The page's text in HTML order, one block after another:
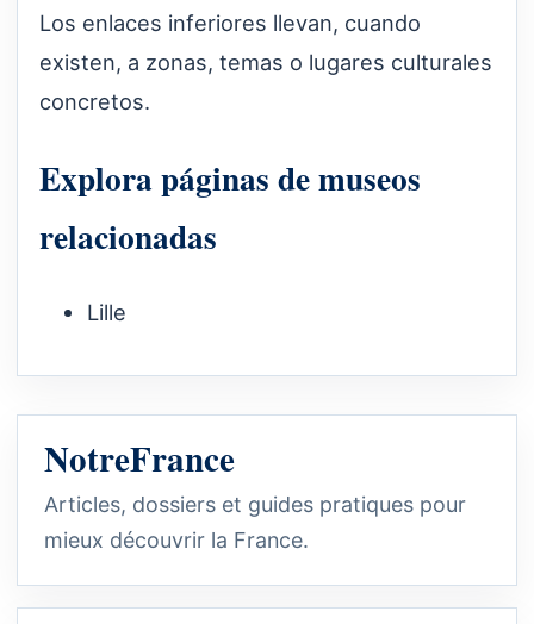
Los enlaces inferiores llevan, cuando
existen, a zonas, temas o lugares culturales
concretos.
Explora páginas de museos
relacionadas
Lille
NotreFrance
Articles, dossiers et guides pratiques pour
mieux découvrir la France.